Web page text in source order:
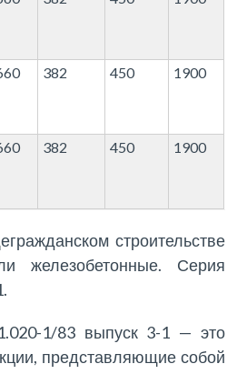
382 450 1900
382 450 1900
строительстве
железобетонные. Серия
1/83 выпуск 3-1 — это
представляющие собой